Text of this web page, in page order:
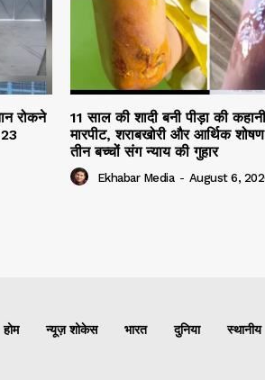
रोकने
11 साल की शादी बनी पीड़ा की
मारपीट, शराबखोरी और आर्थिक
तीन बच्चों संग न्याय की गुहार
Ekhabar Media - August 6,
होम न्यूज़ शोकेस भारत दुनिया स्थानीय